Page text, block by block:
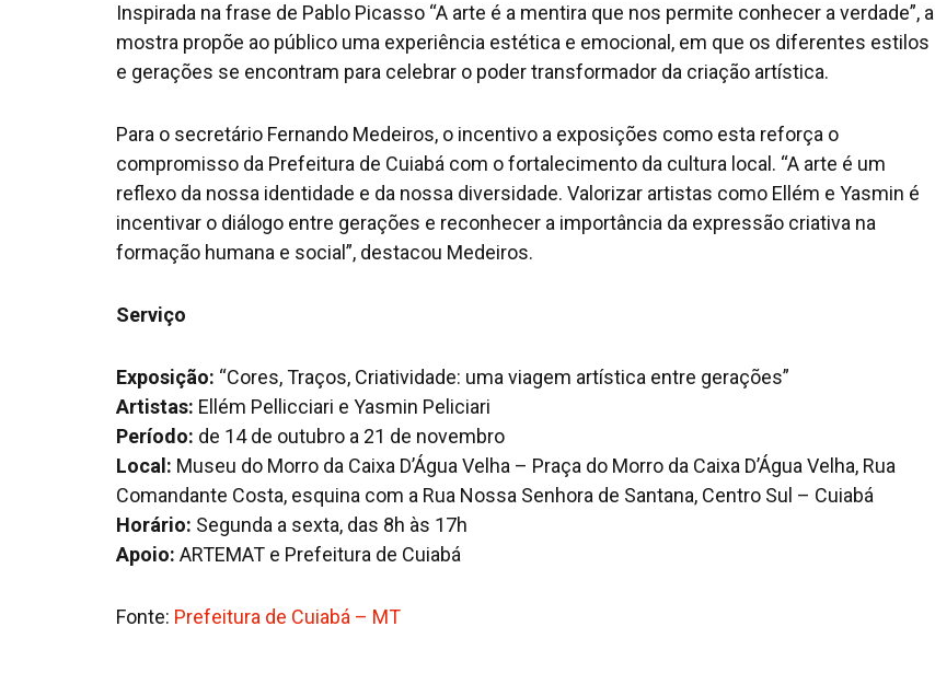
Inspirada na frase de Pablo Picasso “A arte é a mentira que nos permite conhecer a verdade”, a
mostra propõe ao público uma experiência estética e emocional, em que os diferentes estilos
e gerações se encontram para celebrar o poder transformador da criação artística.
Para o secretário Fernando Medeiros, o incentivo a exposições como esta reforça o
compromisso da Prefeitura de Cuiabá com o fortalecimento da cultura local. “A arte é um
reflexo da nossa identidade e da nossa diversidade. Valorizar artistas como Ellém e Yasmin é
incentivar o diálogo entre gerações e reconhecer a importância da expressão criativa na
formação humana e social”, destacou Medeiros.
Serviço
Exposição: “Cores, Traços, Criatividade: uma viagem artística entre gerações”
Artistas: Ellém Pellicciari e Yasmin Peliciari
Período: de 14 de outubro a 21 de novembro
Local: Museu do Morro da Caixa D’Água Velha – Praça do Morro da Caixa D’Água Velha, Rua
Comandante Costa, esquina com a Rua Nossa Senhora de Santana, Centro Sul – Cuiabá
Horário: Segunda a sexta, das 8h às 17h
Apoio: ARTEMAT e Prefeitura de Cuiabá
Fonte: Prefeitura de Cuiabá – MT